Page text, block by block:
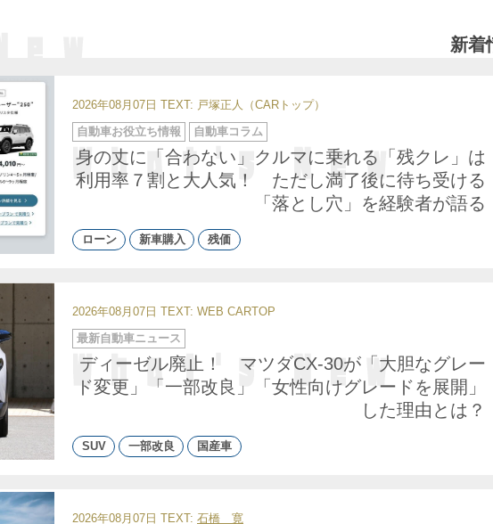
新着
2026年08月07日 TEXT: 戸塚正人（CARトップ）
身の丈に「合わない」クルマに乗れる「残クレ」は
利用率７割と大人気！ ただし満了後に待ち受ける
「落とし穴」を経験者が語る
カ
テ
ゴ
リ
ー
自動車お役立ち情報 自動車コラム
ローン 新車購入 残価
2026年08月07日 TEXT: WEB CARTOP
ディーゼル廃止！ マツダCX-30が「大胆なグレー
ド変更」「一部改良」「女性向けグレードを展開」
した理由とは？
カ
テ
ゴ
リ
ー
最新自動車ニュース
SUV 一部改良 国産車
2026年08月07日 TEXT: 石橋 寛